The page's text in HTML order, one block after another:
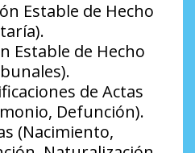
Estable de Hecho
Estable de Hecho
de Actas
Defunción).
(Nacimiento,